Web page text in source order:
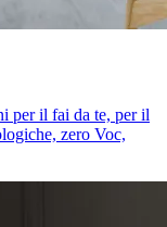
per il fai da te, per il
zero Voc,